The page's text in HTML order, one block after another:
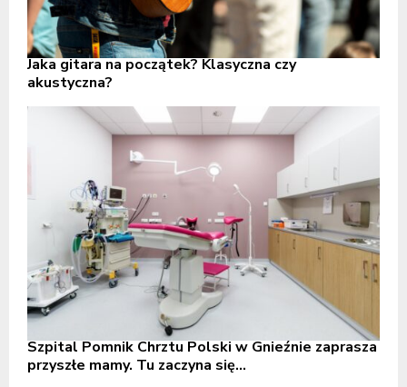
Jaka gitara na początek? Klasyczna czy
akustyczna?
Szpital Pomnik Chrztu Polski w Gnieźnie zaprasza
przyszłe mamy. Tu zaczyna się...